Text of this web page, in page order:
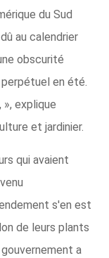
du Sud
au calendrier
obscurité
en été.
explique
et jardinier.
qui avaient
s'en est
de leurs plants
a